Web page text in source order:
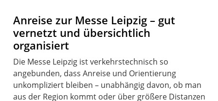
Anreise zur Messe Leipzig – gut
vernetzt und übersichtlich
organisiert
Die Messe Leipzig ist verkehrstechnisch so
angebunden, dass Anreise und Orientierung
unkompliziert bleiben – unabhängig davon, ob man
aus der Region kommt oder über größere Distanzen